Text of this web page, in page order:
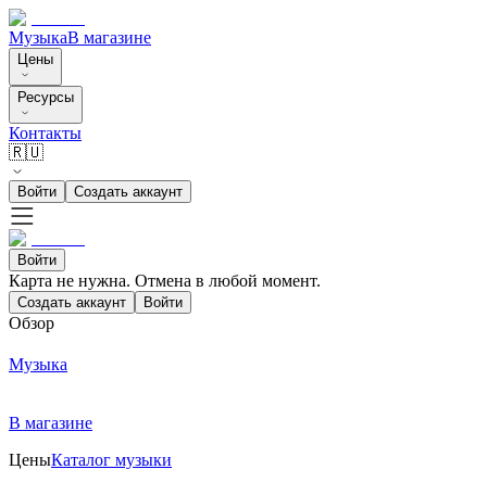
МузыкаВ магазине
Цены
Ресурсы
Контакты
🇷🇺
Войти Создать аккаунт
Войти
Карта не нужна. Отмена в любой момент.
Создать аккаунт Войти
Обзор
Музыка
В магазине
ЦеныКаталог музыки